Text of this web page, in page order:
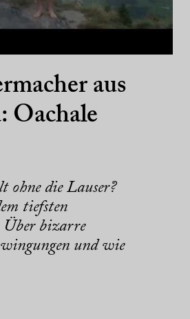
aus
Oachale
ohne die Lauser?
tiefsten
bizarre
und wie